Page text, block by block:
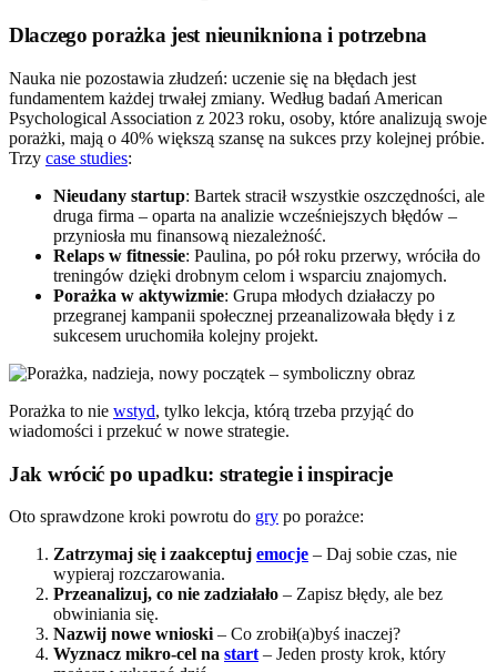
Dlaczego porażka jest nieunikniona i potrzebna
Nauka nie pozostawia złudzeń: uczenie się na błędach jest
fundamentem każdej trwałej zmiany. Według badań American
Psychological Association z 2023 roku, osoby, które analizują swoje
porażki, mają o 40% większą szansę na sukces przy kolejnej próbie.
Trzy case studies:
Nieudany startup: Bartek stracił wszystkie oszczędności, ale
druga firma – oparta na analizie wcześniejszych błędów –
przyniosła mu finansową niezależność.
Relaps w fitnessie: Paulina, po pół roku przerwy, wróciła do
treningów dzięki drobnym celom i wsparciu znajomych.
Porażka w aktywizmie: Grupa młodych działaczy po
przegranej kampanii społecznej przeanalizowała błędy i z
sukcesem uruchomiła kolejny projekt.
Porażka to nie wstyd, tylko lekcja, którą trzeba przyjąć do
wiadomości i przekuć w nowe strategie.
Jak wrócić po upadku: strategie i inspiracje
Oto sprawdzone kroki powrotu do gry po porażce:
Zatrzymaj się i zaakceptuj emocje – Daj sobie czas, nie
wypieraj rozczarowania.
Przeanalizuj, co nie zadziałało – Zapisz błędy, ale bez
obwiniania się.
Nazwij nowe wnioski– Co zrobił(a)byś inaczej?
Wyznacz mikro-cel na start– Jeden prosty krok, który